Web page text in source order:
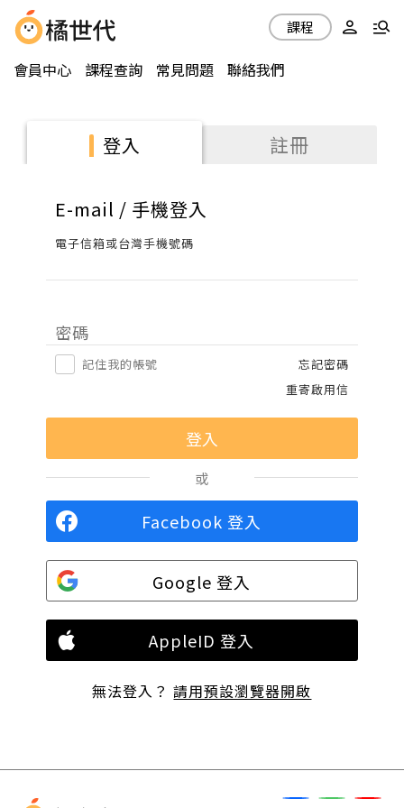
會員中心 課程查詢 常見問題 聯絡我們
課程
登入 註冊
E-mail / 手機登入
電子信箱或台灣手機號碼
密碼
記住我的帳號
忘記密碼
重寄啟用信
或
Facebook 登入
Google 登入
AppleID 登入
無法登入？請用預設瀏覽器開啟